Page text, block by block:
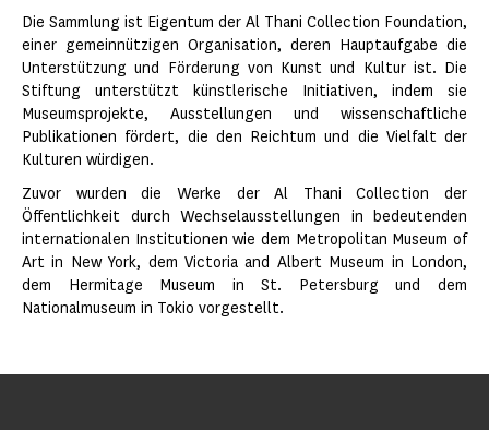
Die Sammlung ist Eigentum der Al Thani Collection Foundation,
einer gemeinnützigen Organisation, deren Hauptaufgabe die
Unterstützung und Förderung von Kunst und Kultur ist. Die
Stiftung unterstützt künstlerische Initiativen, indem sie
Museumsprojekte, Ausstellungen und wissenschaftliche
Publikationen fördert, die den Reichtum und die Vielfalt der
Kulturen würdigen.
Zuvor wurden die Werke der Al Thani Collection der
Öffentlichkeit durch Wechselausstellungen in bedeutenden
internationalen Institutionen wie dem Metropolitan Museum of
Art in New York, dem Victoria and Albert Museum in London,
dem Hermitage Museum in St. Petersburg und dem
Nationalmuseum in Tokio vorgestellt.